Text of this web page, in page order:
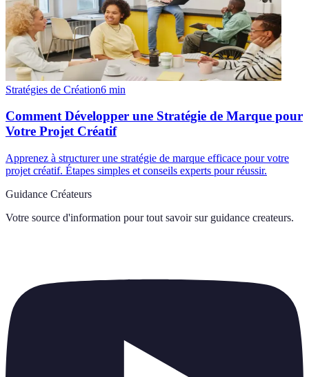
Stratégies de Création6 min
Comment Développer une Stratégie de Marque pour
Votre Projet Créatif
Apprenez à structurer une stratégie de marque efficace pour votre
projet créatif. Étapes simples et conseils experts pour réussir.
Guidance Créateurs
Votre source d'information pour tout savoir sur guidance createurs.